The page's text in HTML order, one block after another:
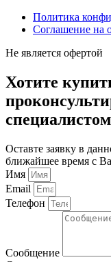
Политика
Соглашение на
Не является офертой
Хотите
Оставте заявку в
ближайшее время с
Имя
Email
Телефон
Сообщение